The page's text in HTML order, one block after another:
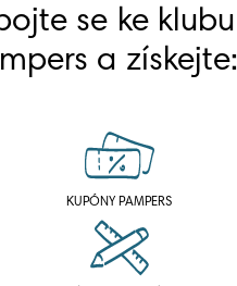
se ke klubu
a získejte:
KUPÓNY PAMPERS